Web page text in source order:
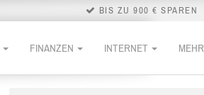
BIS ZU 900 € SPAREN
FINANZEN INTERNET MEHR